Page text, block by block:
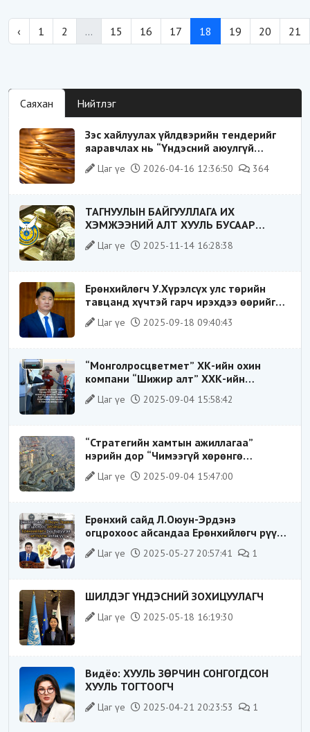
‹ 1 2 ... 15 16 17 18 19 20 21
Саяхан Нийтлэг
Зэс хайлуулах үйлдвэрийн тендерийг
яаравчлах нь “Үндэсний аюулгүй
байдал“-д эрсдэлтэй юу?
Цаг үе 2026-04-16 12:36:50 364
ТАГНУУЛЫН БАЙГУУЛЛАГА ИХ
ХЭМЖЭЭНИЙ АЛТ ХУУЛЬ БУСААР
ХИЛЭЭР ГАРГАХ ГЭЖ БАЙСАН
ҮЙЛДЛИЙГ ТАСЛАН ЗОГСООЛОО
Цаг үе 2025-11-14 16:28:38
Ерөнхийлөгч У.Хүрэлсүх улс төрийн
тавцанд хүчтэй гарч ирэхдээ өөрийгөө
шударга ёсны төлөө тэмцэгч, “хуучин
тогтолцооны хонгилыг нураагч” гэсэн
Цаг үе 2025-09-18 09:40:43
“Монголросцветмет” ХК-ийн охин
компани “Шижир алт” ХХК-ийн
Гүйцэтгэх захирлаар ажиллаж байсан
О.Баттөмөрт холбогдох хэрэг хаашаа
Цаг үе 2025-09-04 15:58:42
“Стратегийн хамтын ажиллагаа”
нэрийн дор “Чимээгүй хөрөнгө
хуримтлал”
Цаг үе 2025-09-04 15:47:00
Ерөнхий сайд Л.Оюун-Эрдэнэ
огцрохоос айсандаа Ерөнхийлөгч рүү
буруугаа чиглүүлж эхлэв үү
Цаг үе 2025-05-27 20:57:41 1
ШИЛДЭГ ҮНДЭСНИЙ ЗОХИЦУУЛАГЧ
Цаг үе 2025-05-18 16:19:30
Видёо: ХУУЛЬ ЗӨРЧИН СОНГОГДСОН
ХУУЛЬ ТОГТООГЧ
Цаг үе 2025-04-21 20:23:53 1